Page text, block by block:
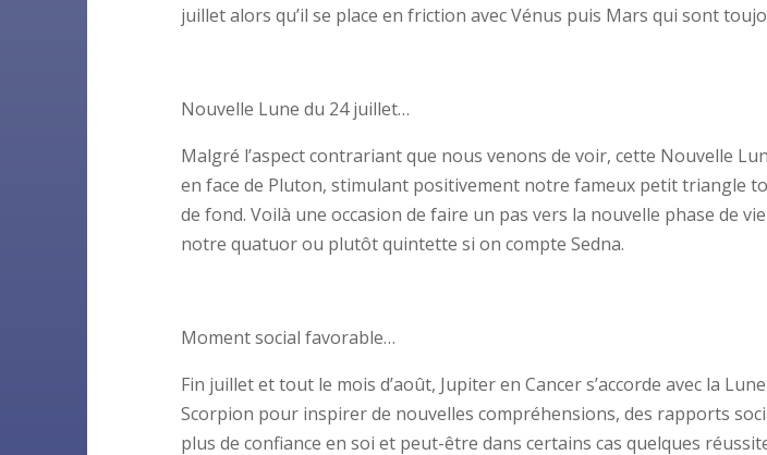
juillet alors qu’il se place en friction avec Vénus puis Mars qui sont
Nouvelle Lune du 24 juillet…
Malgré l’aspect contrariant que nous venons de voir, cette Nouvelle
en face de Pluton, stimulant positivement notre fameux petit triangle
de fond. Voilà une occasion de faire un pas vers la nouvelle phase de
notre quatuor ou plutôt quintette si on compte Sedna.
Moment social favorable…
Fin juillet et tout le mois d’août, Jupiter en Cancer s’accorde avec la
Scorpion pour inspirer de nouvelles compréhensions, des rapports
plus de confiance en soi et peut-être dans certains cas quelques